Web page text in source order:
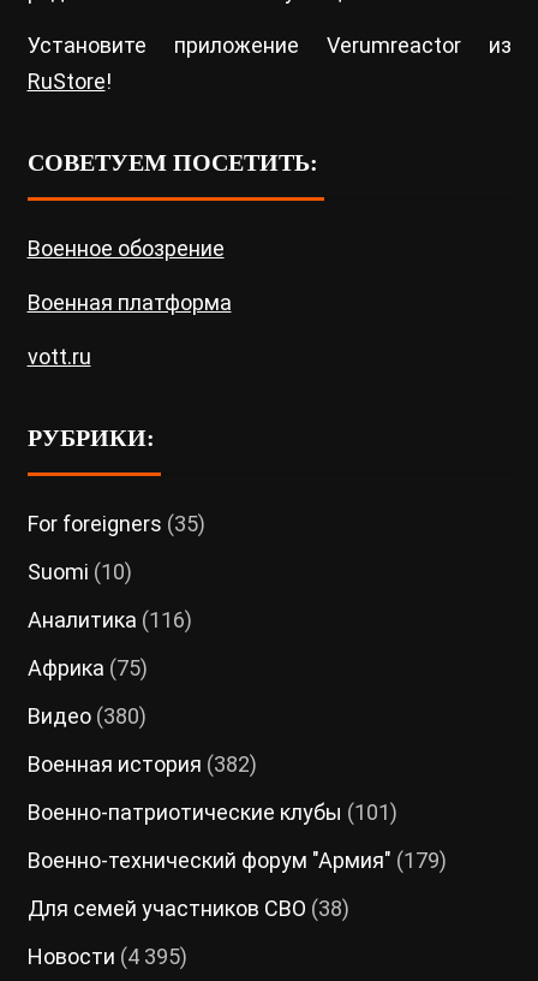
Установите приложение Verumreactor из
RuStore!
СОВЕТУЕМ ПОСЕТИТЬ:
Военное обозрение
Военная платформа
vott.ru
РУБРИКИ:
For foreigners (35)
Suomi (10)
Аналитика (116)
Африка (75)
Видео(380)
Военная история (382)
Военно-патриотические клубы (101)
Военно-технический форум "Армия" (179)
Для семей участников СВО (38)
Новости (4 395)